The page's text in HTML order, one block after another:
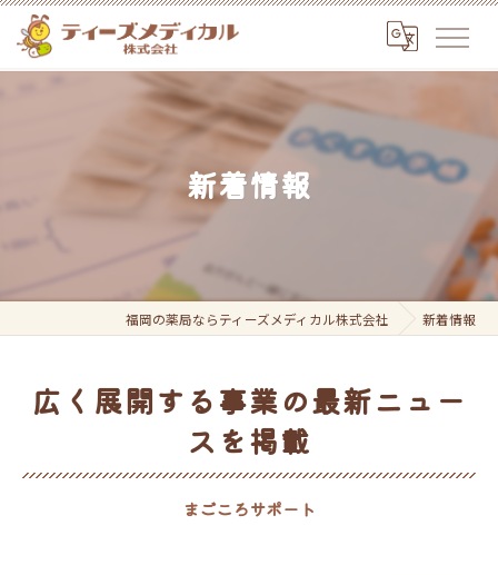
新着情報
福岡の薬局ならティーズメディカル株式会社 新着情報
広く展開する事業の最新ニュー
スを掲載
まごころサポート